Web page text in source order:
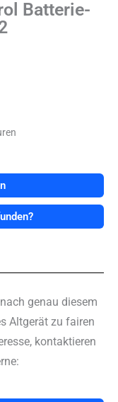
Batterie-
genau diesem
Altgerät zu fairen
kontaktieren